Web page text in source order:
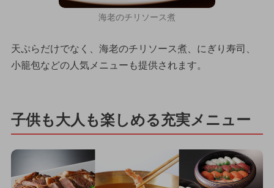
海老のチリソース煮
天ぷらだけでなく、海老のチリソース煮、にぎり寿司、
小籠包などの人気メニューも提供されます。
子供も大人も楽しめる充実メニュー